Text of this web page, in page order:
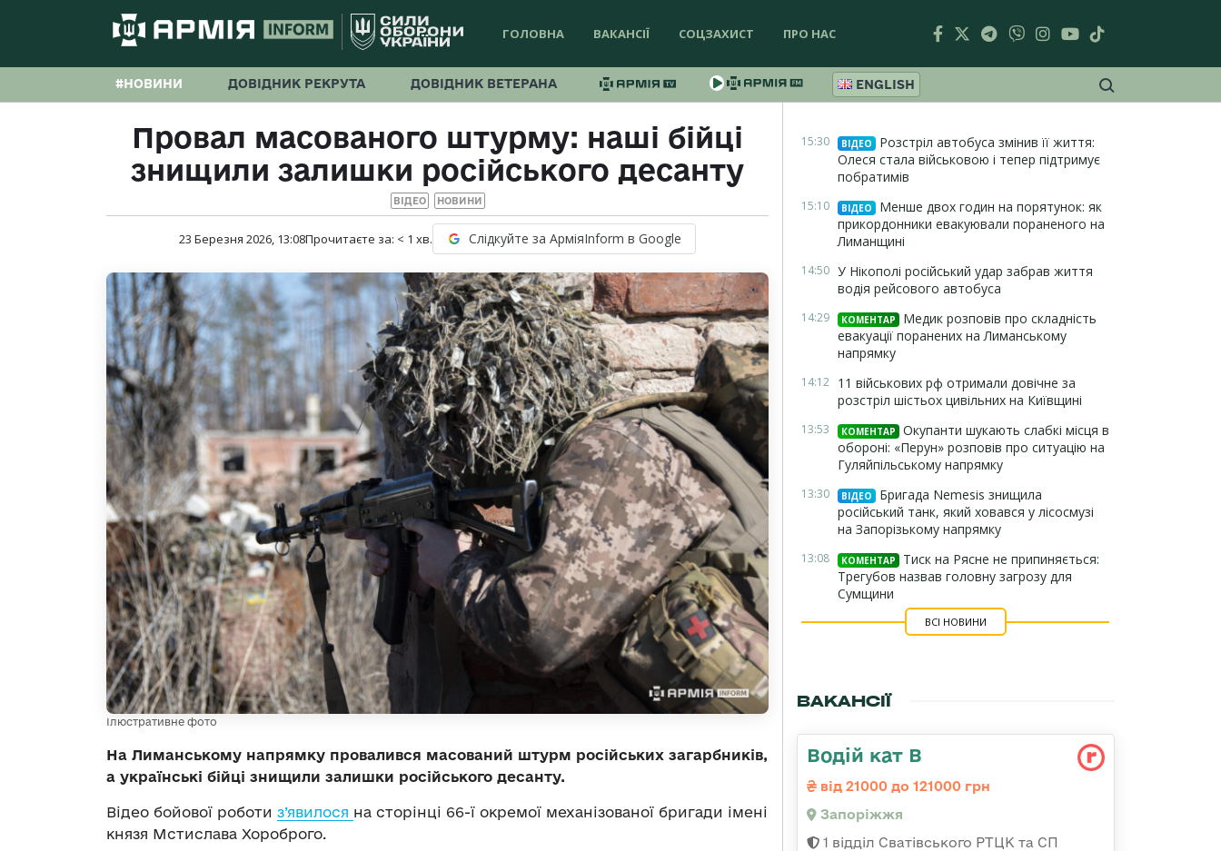
ГОЛОВНА ВАКАНСІЇ СОЦЗАХИСТ ПРО НАС
#НОВИНИ ДОВІДНИК РЕКРУТА ДОВІДНИК ВЕТЕРАНА ENGLISH
Провал масованого штурму: наші бійці
знищили залишки російського десанту
ВІДЕО НОВИНИ
23 Березня 2026, 13:08Прочитаєте за: < 1 хв. Слідкуйте за АрміяInform в Google
Ілюстративне фото
На Лиманському напрямку провалився масований штурм російських загарбників,
а українські бійці знищили залишки російського десанту.
Відео бойової роботи з’явилося на сторінці 66-ї окремої механізованої бригади імені
князя Мстислава Хороброго.
15:30 ВІДЕО
Розстріл автобуса змінив її життя:
Олеся стала військовою і тепер підтримує
побратимів
15:10 ВІДЕО
Менше двох годин на порятунок: як
прикордонники евакуювали пораненого на
Лиманщині
14:50 У Нікополі російський удар забрав життя
водія рейсового автобуса
14:29 КОМЕНТАР
Медик розповів про складність
евакуації поранених на Лиманському
напрямку
14:12 11 військових рф отримали довічне за
розстріл шістьох цивільних на Київщині
13:53 КОМЕНТАР
Окупанти шукають слабкі місця в
обороні: «Перун» розповів про ситуацію на
Гуляйпільському напрямку
13:30 ВІДЕО
Бригада Nemesis знищила
російський танк, який ховався у лісосмузі
на Запорізькому напрямку
13:08 КОМЕНТАР
Тиск на Рясне не припиняється:
Трегубов назвав головну загрозу для
Сумщини
ВСІ НОВИНИ
ВАКАНСІЇ
Водій кат В
від 21000 до 121000 грн
Запоріжжя
1 відділ Сватівського РТЦК та СП